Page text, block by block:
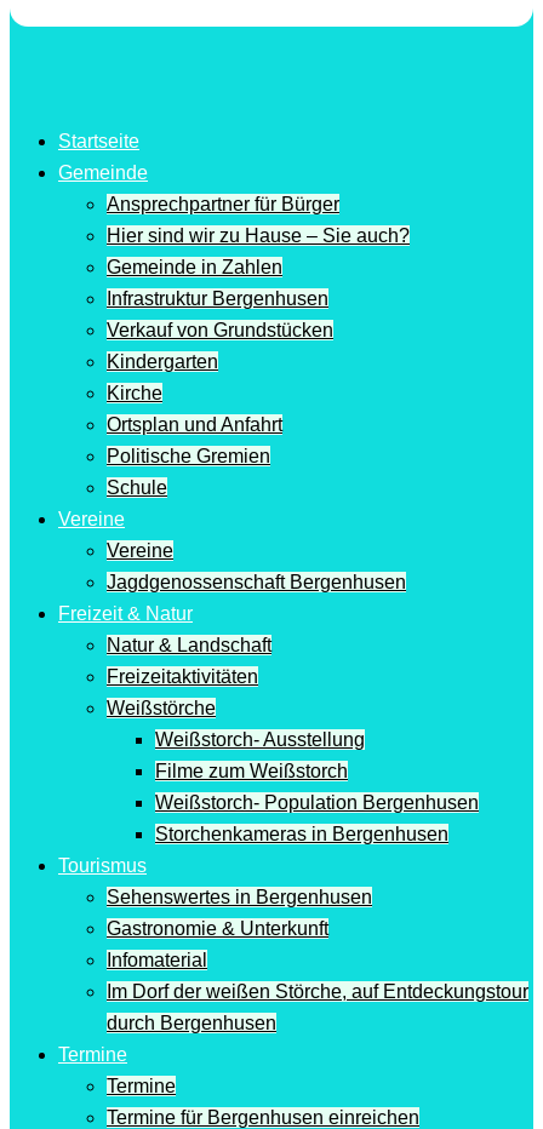
Startseite
Gemeinde
Ansprechpartner für Bürger
Hier sind wir zu Hause – Sie auch?
Gemeinde in Zahlen
Infrastruktur Bergenhusen
Verkauf von Grundstücken
Kindergarten
Kirche
Ortsplan und Anfahrt
Politische Gremien
Schule
Vereine
Vereine
Jagdgenossenschaft Bergenhusen
Freizeit & Natur
Natur & Landschaft
Freizeitaktivitäten
Weißstörche
Weißstorch- Ausstellung
Filme zum Weißstorch
Weißstorch- Population Bergenhusen
Storchenkameras in Bergenhusen
Tourismus
Sehenswertes in Bergenhusen
Gastronomie & Unterkunft
Infomaterial
Im Dorf der weißen Störche, auf Entdeckungstour
durch Bergenhusen
Termine
Termine
Termine für Bergenhusen einreichen